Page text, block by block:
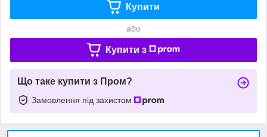
Купити
або
Купити з
Що таке купити з Пром?
Замовлення під захистом